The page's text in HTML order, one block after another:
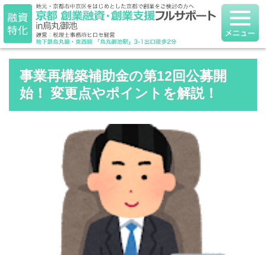
事業再構築補助金の第12回公募開
始！ 変更点やポイントを解説！